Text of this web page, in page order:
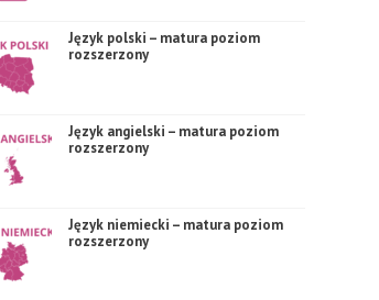
Język polski – matura poziom
rozszerzony
Język angielski – matura poziom
rozszerzony
Język niemiecki – matura poziom
rozszerzony